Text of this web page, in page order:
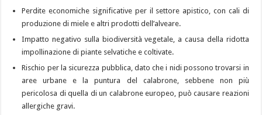
Perdite economiche significative per il settore apistico, con cali di
produzione di miele e altri prodotti dell’alveare.
Impatto negativo sulla biodiversità vegetale, a causa della ridotta
impollinazione di piante selvatiche e coltivate.
Rischio per la sicurezza pubblica, dato che i nidi possono trovarsi in
aree urbane e la puntura del calabrone, sebbene non più
pericolosa di quella di un calabrone europeo, può causare reazioni
allergiche gravi.